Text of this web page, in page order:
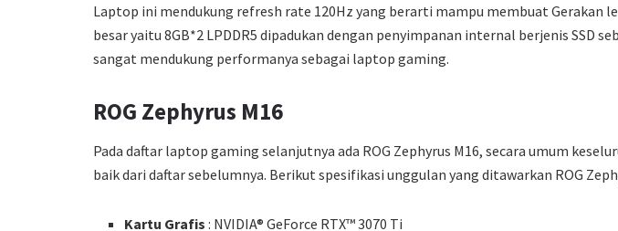
Laptop ini mendukung refresh rate 120Hz yang berarti mampu membuat Gerakan
besar yaitu 8GB*2 LPDDR5 dipadukan dengan penyimpanan internal berjenis SSD
sangat mendukung performanya sebagai laptop gaming.
ROG Zephyrus M16
Pada daftar laptop gaming selanjutnya ada ROG Zephyrus M16, secara umum
baik dari daftar sebelumnya. Berikut spesifikasi unggulan yang ditawarkan ROG
Kartu Grafis : NVIDIA® GeForce RTX™ 3070 Ti